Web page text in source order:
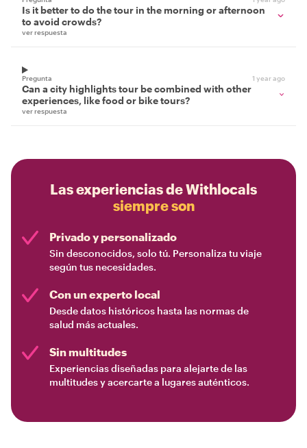
Is it better to do the tour in the morning or afternoon
to avoid crowds?
ver respuesta
Pregunta 1 year ago
Can a city highlights tour be combined with other
experiences, like food or bike tours?
ver respuesta
Las experiencias de Withlocals
siempre son
Privado y personalizado
Sin desconocidos, solo tú. Personaliza tu viaje
según tus necesidades.
Con un experto local
Desde datos históricos hasta las normas de
salud más actuales.
Sin multitudes
Experiencias diseñadas para alejarte de las
multitudes y acercarte a lugares auténticos.